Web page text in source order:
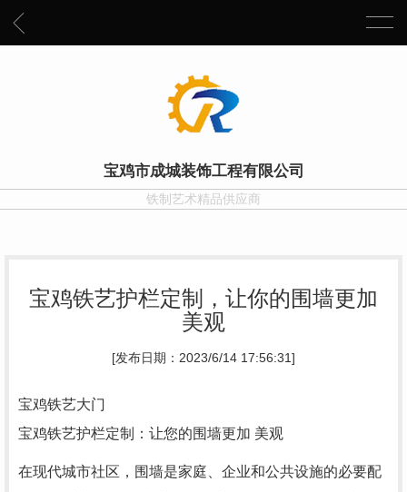
宝鸡市成城装饰工程有限公司
铁制艺术精品供应商
宝鸡铁艺护栏定制，让你的围墙更加
美观
[发布日期：2023/6/14 17:56:31]
宝鸡铁艺大门
宝鸡铁艺护栏定制：让您的围墙更加 美观
在现代城市社区，围墙是家庭、企业和公共设施的必要配